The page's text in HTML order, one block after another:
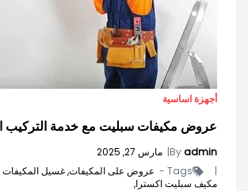
أجهزة اساسية
عروض مكيفات سبليت مع خدمة التركيب
Byadmin
| مارس 27, 2025
|
Tags - عروض على المكيفات,غسيل المكيفات
مكيف سبليت اكسترا,